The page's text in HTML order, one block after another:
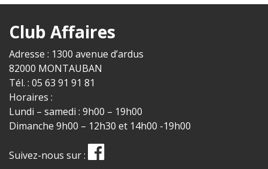
Club Affaires
Adresse : 1300 avenue d’ardus
82000 MONTAUBAN
Tél. : 05 63 91 91 81
Horaires :
Lundi – samedi : 9h00 – 19h00
Dimanche 9h00 – 12h30 et 14h00 -19h00
Suivez-nous sur :